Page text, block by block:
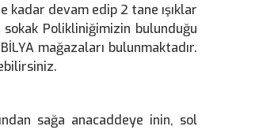
kadar devam edip 2 tane ışıklar
sokak Polikliniğimizin bulunduğu
mağazaları bulunmaktadır.
sağa anacaddeye inin, sol